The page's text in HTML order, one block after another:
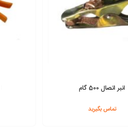
انبر اتصال 500 گام
تماس بگیرید